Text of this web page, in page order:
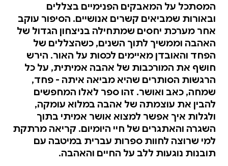
המסתכל על המאבקים הפנימיים בצללים
ובאורות שמביאים קשרים אנושיים. הסיפור עוקב
אחר מערכת יחסים שמתחילה בניצחון הגדול של
האהבה וממשיך לתוך השנים, כשהצללים של
הפחד והאובדן מאיימים לכסות על האור. הירש
חושף את המורכבות של אהבה אמיתית, על כל
הרגשות הסותרים שהיא מביאה איתה - פחד,
שמחה, כאב ואושר. זהו ספר לאלו המחפשים
להבין את עוצמתה של אהבה במלוא עומקה,
ולגלות איך אפשר למצוא אושר אמיתי בתוך
השגרה והאתגרים של חיי היומיום. קריאה מרתקת
למי שרוצה לחוות ספרות עברית במיטבה עם
תובנות נוגעות ללב על החיים והאהבה.